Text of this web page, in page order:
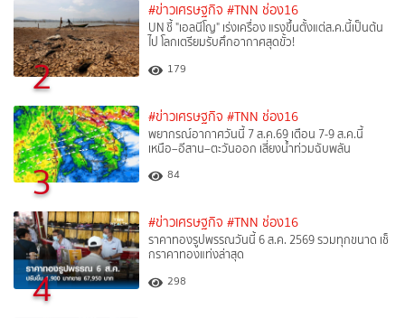
2
#ข่าวเศรษฐกิจ #TNN ช่อง16
UN ชี้ "เอลนีโญ" เร่งเครื่อง แรงขึ้นตั้งแต่ส.ค.นี้เป็นต้น
ไป โลกเตรียมรับศึกอากาศสุดขั้ว!
179
3
#ข่าวเศรษฐกิจ #TNN ช่อง16
พยากรณ์อากาศวันนี้ 7 ส.ค.69 เตือน 7-9 ส.ค.นี้
เหนือ–อีสาน–ตะวันออก เสี่ยงน้ำท่วมฉับพลัน
84
4
#ข่าวเศรษฐกิจ #TNN ช่อง16
ราคาทองรูปพรรณวันนี้ 6 ส.ค. 2569 รวมทุกขนาด เช็
กราคาทองแท่งล่าสุด
298